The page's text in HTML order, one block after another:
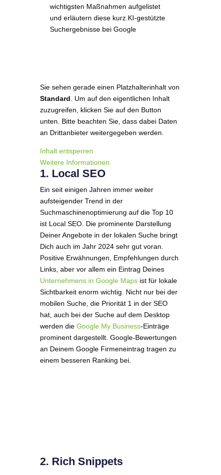
wichtigsten Maßnahmen aufgelistet
und erläutern diese kurz.KI-gestützte
Suchergebnisse bei Google
Sie sehen gerade einen Platzhalterinhalt von
Standard. Um auf den eigentlichen Inhalt
zuzugreifen, klicken Sie auf den Button
unten. Bitte beachten Sie, dass dabei Daten
an Drittanbieter weitergegeben werden.
Inhalt entsperren
Weitere Informationen
1. Local SEO
Ein seit einigen Jahren immer weiter
aufsteigender Trend in der
Suchmaschinenoptimierung auf die Top 10
ist Local SEO. Die prominente Darstellung
Deiner Angebote in der lokalen Suche bringt
Dich auch im Jahr 2024 sehr gut voran.
Positive Erwähnungen, Empfehlungen durch
Links, aber vor allem ein Eintrag Deines
Unternehmens in Google Mapsist für lokale
Sichtbarkeit enorm wichtig. Nicht nur bei der
mobilen Suche, die Priorität 1 in der SEO
hat, auch bei der Suche auf dem Desktop
werden die Google My Business-Einträge
prominent dargestellt. Google-Bewertungen
an Deinem Google Firmeneintrag tragen zu
einem besseren Ranking bei.
2. Rich Snippets